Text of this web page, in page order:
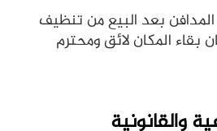
بعد البيع من تنظيف
المكان لائق ومحترم
والقانونية